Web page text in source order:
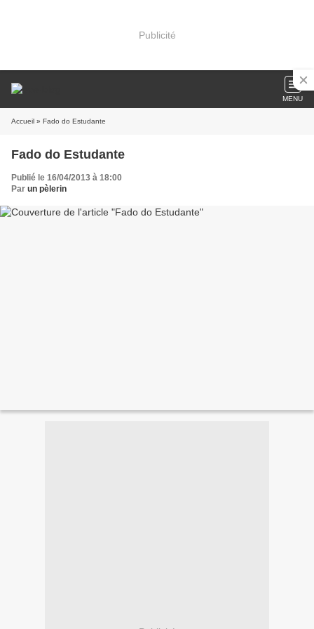
Publicité
MENU
Accueil » Fado do Estudante
Fado do Estudante
Publié le 16/04/2013 à 18:00
Par un pèlerin